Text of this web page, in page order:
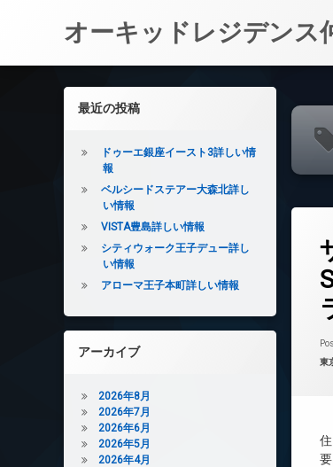
オーキッドレジデンス
カ
東
24時
CATV
オー
左サイドバー
最近の投稿
ドゥーエ銀座イースト3詳しい情
報
ベルシードステアー大森北詳し
い情報
VISTA豊島詳しい情報
シティウォーク王子デュー詳し
い情報
アローマ王子本町詳しい情報
アーカイブ
2026年8月
2026年7月
2026年6月
2026年5月
2026年4月